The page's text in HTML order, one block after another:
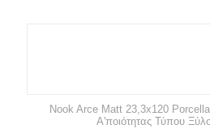
Nook Arce Matt 23,3x120
Α'ποιότητας Τύπου